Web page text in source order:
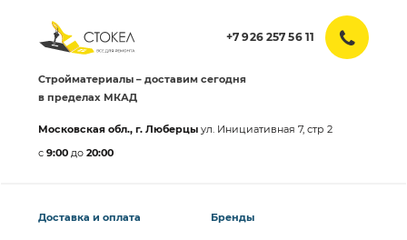
+7 926 257 56 11
Стройматериалы – доставим сегодня
в пределах МКАД
Московская обл., г. Люберцы ул. Инициативная 7, стр 2
с 9:00 до 20:00
Доставка и оплата Бренды